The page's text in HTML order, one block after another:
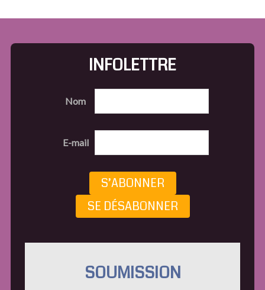
INFOLETTRE
Nom
E-mail
S’ABONNER
SE DÉSABONNER
SOUMISSION